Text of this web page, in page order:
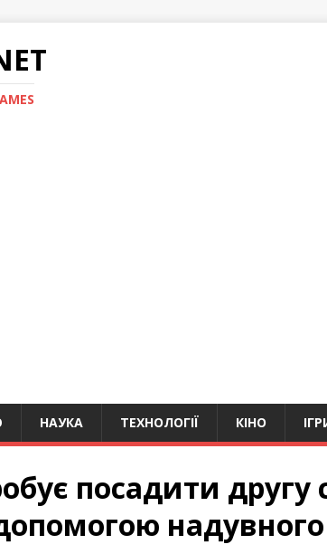
НАУКА ТЕХНОЛОГІЇ КІНО
посадити другу
надувного